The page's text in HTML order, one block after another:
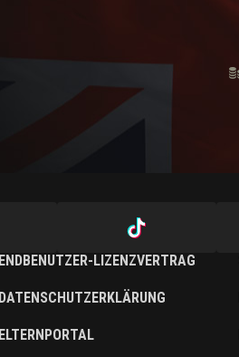
ENDBENUTZER-LIZENZVERTRAG
DATENSCHUTZERKLÄRUNG
ELTERNPORTAL